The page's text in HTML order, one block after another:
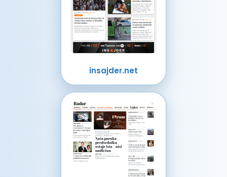
insajder.net